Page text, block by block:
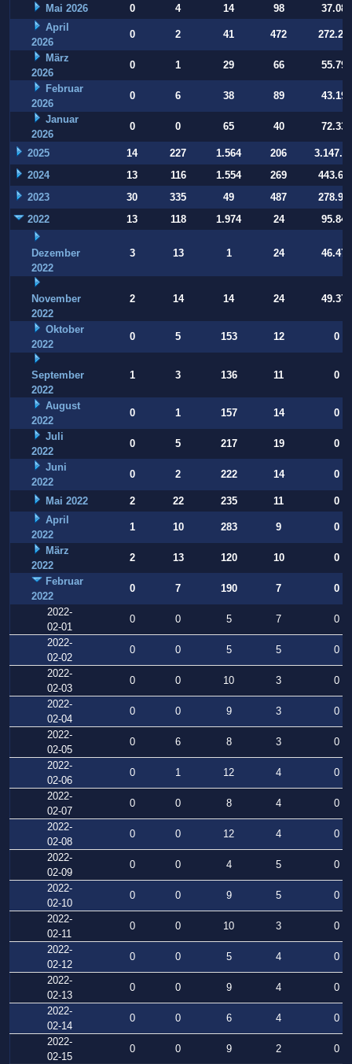
Mai 2026 0 4 14 98
37.084
April
2026
0 2 41 472
März
2026
0 1 29 66
55.794
Februar
2026
0 6 38 89
43.197
Januar
2026
0 0 65 40 72.332
2025 14 227 1.564 206
2024
13 116 1.554 269
2023
30 335 49 487
2022
13 118 1.974 24 95.847
Dezember
2022
3 13 1 24 46.470
November
2022
2 14 14 24 49.377
Oktober
2022
0 5 153 12 0
September
2022
1 3 136 11 0
August
2022
0 1 157 14
0
Juli
2022
0 5 217 19
0
Juni
2022
0 2 222 14 0
Mai 2022 2 22 235 11
0
April
2022
1 10 283 9
0
März
2022
2 13 120 10
0
Februar
2022
0 7 190 7
0
2022-
02-01
0 0 5 7
0
2022-
02-02
0 0 5 5
0
2022-
02-03
0 0 10 3
0
2022-
02-04
0 0 9 3
0
2022-
02-05
0 6 8 3
0
2022-
02-06
0 1 12 4
0
2022-
02-07
0 0 8 4
0
2022-
02-08
0 0 12 4
0
2022-
02-09
0 0 4 5
0
2022-
02-10
0 0 9 5
0
2022-
02-11
0 0 10 3
0
2022-
02-12
0 0 5 4
0
2022-
02-13
0 0 9 4
0
2022-
02-14
0 0 6 4
0
2022-
02-15
0 0 9 2
0